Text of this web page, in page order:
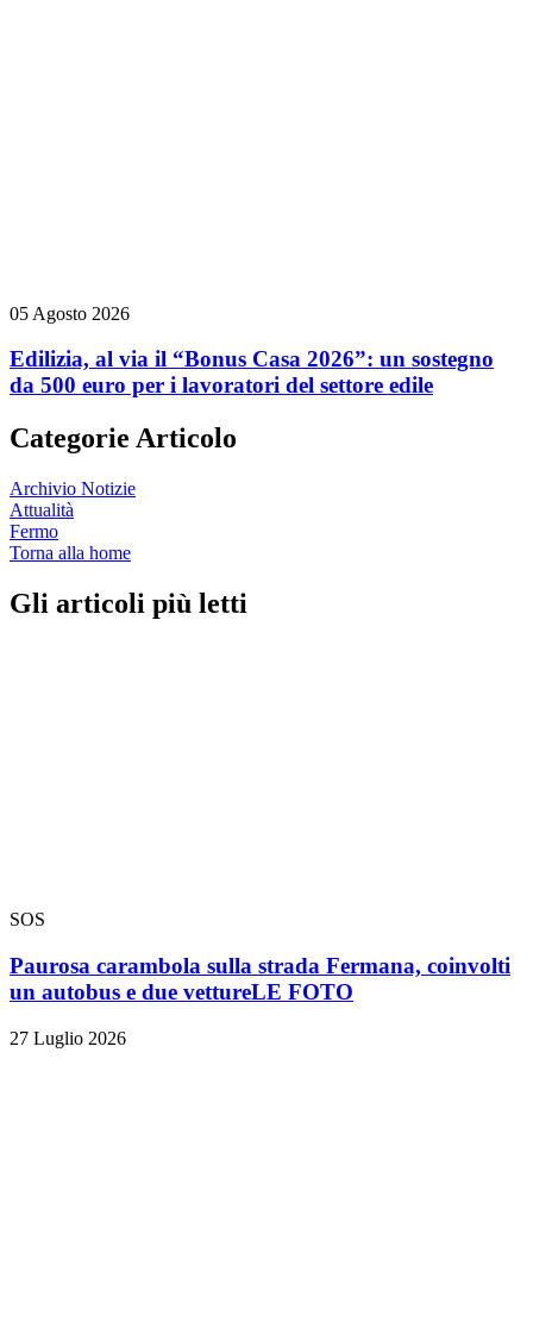
05 Agosto 2026
Edilizia, al via il “Bonus Casa 2026”: un sostegno
da 500 euro per i lavoratori del settore edile
Categorie Articolo
Archivio Notizie
Attualità
Fermo
Torna alla home
Gli articoli più letti
SOS
Paurosa carambola sulla strada Fermana, coinvolti
un autobus e due vettureLE FOTO
27 Luglio 2026